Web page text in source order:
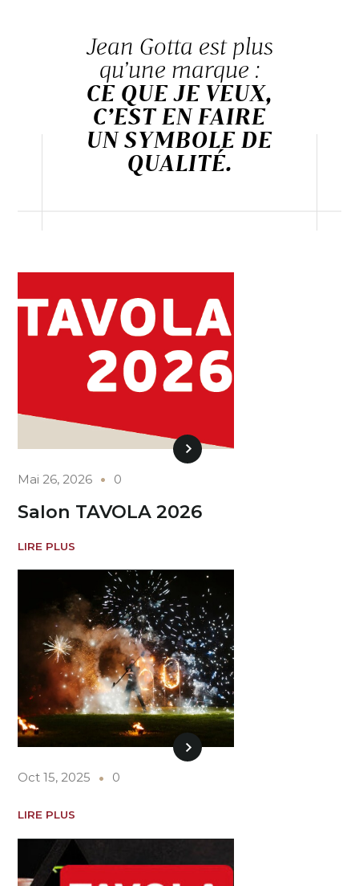
Jean Gotta est plus
qu’une marque :
CE QUE JE VEUX,
C’EST EN FAIRE
UN SYMBOLE DE
QUALITÉ.
Mai 26, 2026 0
Salon TAVOLA 2026
LIRE PLUS
Oct 15, 2025 0
LIRE PLUS